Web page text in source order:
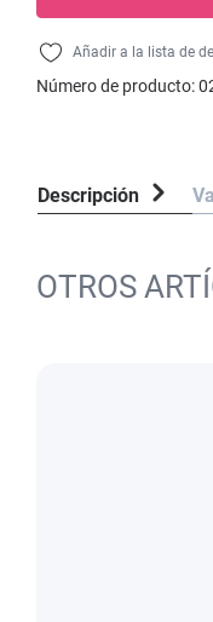
Añadir a la lista de
Número de producto:
Descripción
OTROS